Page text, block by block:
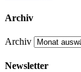
Archiv
Archiv
Newsletter